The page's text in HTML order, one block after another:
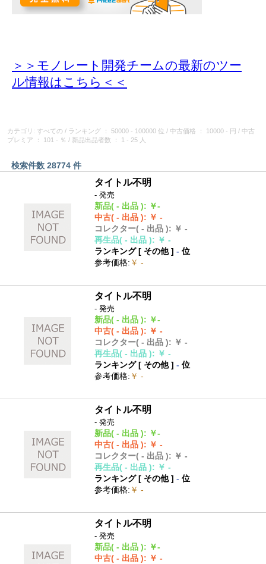
＞＞モノレート開発チームの最新のツー
ル情報はこちら＜＜
カテゴリ: すべての / ランキング ： 50000 - 100000 位 / 中古価格 ： 10000 - 円 / 中古
プレミア
： 101 - ％ / 新品出品者数 ： 1 - 25 人
検索件数 28774 件
タイトル不明
- 発売
新品( - 出品 ): ￥-
中古( - 出品 ): ￥ -
コレクター( - 出品 ): ￥ -
再生品( - 出品 ): ￥ -
ランキング [ その他]- 位
参考価格: ￥ -
タイトル不明
- 発売
新品( - 出品 ): ￥-
中古( - 出品 ): ￥ -
コレクター( - 出品 ): ￥ -
再生品( - 出品 ): ￥ -
ランキング [ その他]- 位
参考価格: ￥ -
タイトル不明
- 発売
新品( - 出品 ): ￥-
中古( - 出品 ): ￥ -
コレクター( - 出品 ): ￥ -
再生品( - 出品 ): ￥ -
ランキング [ その他]- 位
参考価格: ￥ -
タイトル不明
- 発売
新品( - 出品 ): ￥-
中古( - 出品 ): ￥ -